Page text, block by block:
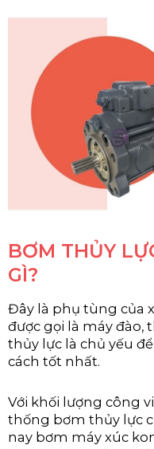
BƠM THỦY
GÌ?
Đây là phụ tùng của
được gọi là máy đào,
thủy lực là chủ yếu
cách tốt nhất.
Với khối lượng công
thống bơm thủy lực
nay bơm máy xúc